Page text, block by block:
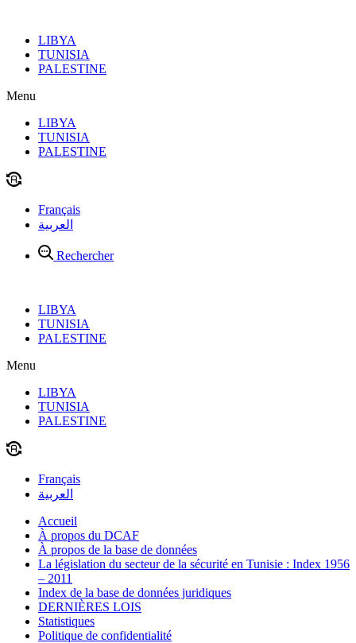
contenuLIBYA
TUNISIA
PALESTINE
Menu
LIBYA
TUNISIA
PALESTINE
Français
العربية
Rechercher
LIBYA
TUNISIA
PALESTINE
Menu
LIBYA
TUNISIA
PALESTINE
Français
العربية
Accueil
À propos du DCAF
À propos de la base de données
La législation du secteur de la sécurité en Tunisie : Index 1956
– 2011
Index de la base de données juridiques
DERNIÈRES LOIS
Statistiques
Politique de confidentialité